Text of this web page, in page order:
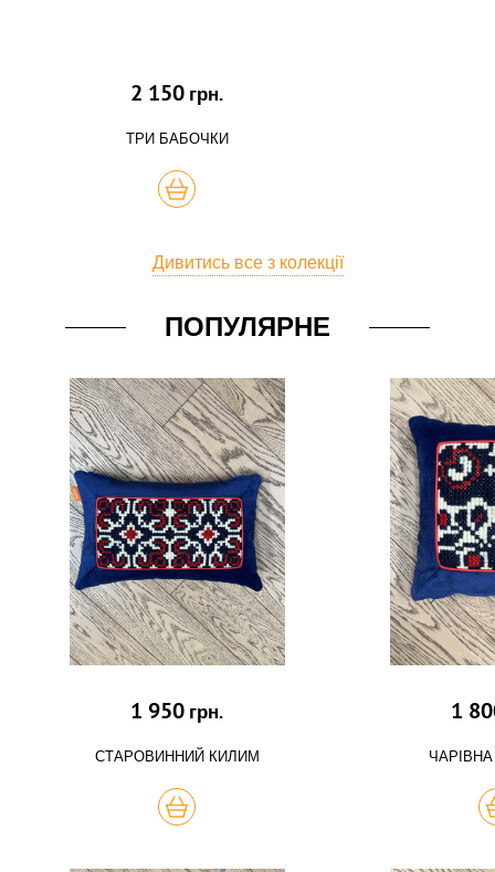
2 150 грн.
ТРИ БАБОЧКИ
КУПИТЬ
Дивитись все з колекції
ПОПУЛЯРНЕ
1 950 грн.
СТАРОВИННИЙ КИЛИМ
КУПИТЬ
1